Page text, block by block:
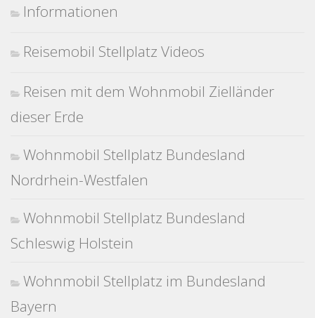
Informationen
Reisemobil Stellplatz Videos
Reisen mit dem Wohnmobil Zielländer
dieser Erde
Wohnmobil Stellplatz Bundesland
Nordrhein-Westfalen
Wohnmobil Stellplatz Bundesland
Schleswig Holstein
Wohnmobil Stellplatz im Bundesland
Bayern